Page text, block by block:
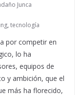
Junca
, tecnología
por competir en
lo ha
equipos de
y ambición, que el
más ha florecido,